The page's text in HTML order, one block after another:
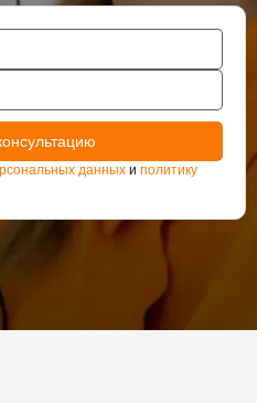
данных и политику